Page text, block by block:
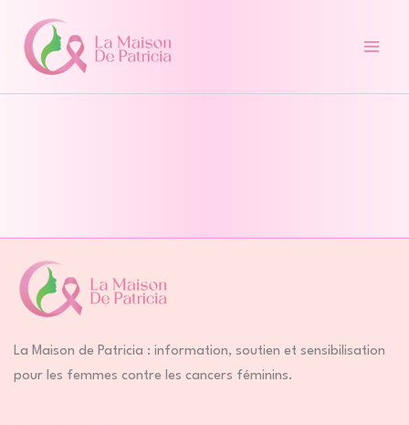
contenu
La Maison de Patricia : information, soutien et sensibilisation
pour les femmes contre les cancers féminins.